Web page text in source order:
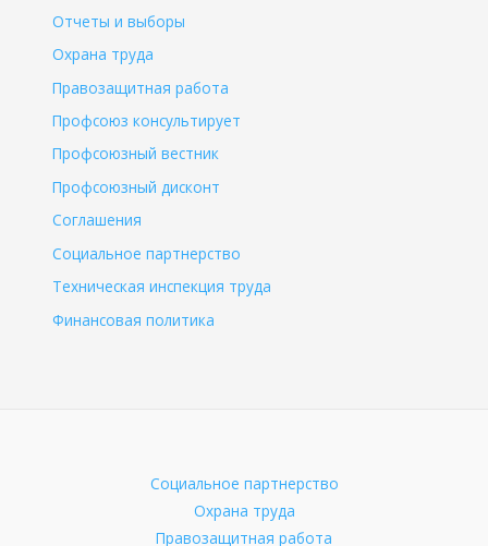
Отчеты и выборы
Охрана труда
Правозащитная работа
Профсоюз консультирует
Профсоюзный вестник
Профсоюзный дисконт
Соглашения
Социальное партнерство
Техническая инспекция труда
Финансовая политика
Социальное партнерство
Охрана труда
Правозащитная работа